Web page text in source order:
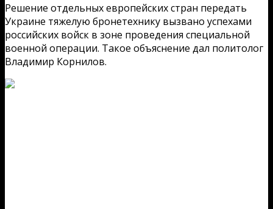
Решение отдельных европейских стран передать
Украине тяжелую бронетехнику вызвано успехами
российских войск в зоне проведения специальной
военной операции. Такое объяснение дал политолог
Владимир Корнилов.